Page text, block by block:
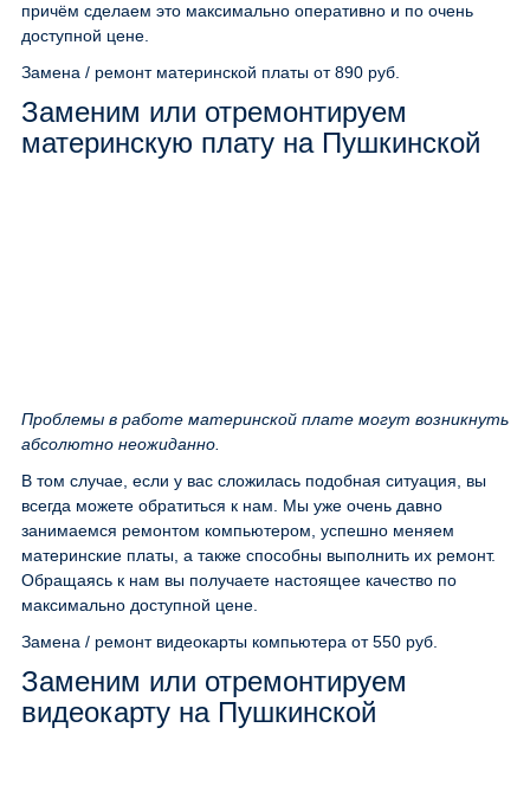
причём сделаем это максимально оперативно и по очень
доступной цене.
Замена / ремонт материнской платы от 890 руб.
Заменим или отремонтируем
материнскую плату на Пушкинской
Проблемы в работе материнской плате могут возникнуть
абсолютно неожиданно.
В том случае, если у вас сложилась подобная ситуация, вы
всегда можете обратиться к нам. Мы уже очень давно
занимаемся ремонтом компьютером, успешно меняем
материнские платы, а также способны выполнить их ремонт.
Обращаясь к нам вы получаете настоящее качество по
максимально доступной цене.
Замена / ремонт видеокарты компьютера от 550 руб.
Заменим или отремонтируем
видеокарту на Пушкинской